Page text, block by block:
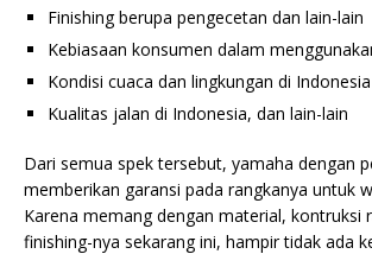
Finishing berupa pengecetan dan lain-lain
Kebiasaan konsumen dalam
Kondisi cuaca dan lingkungan di Indonesia
Kualitas jalan di Indonesia, dan lain-lain
Dari semua spek tersebut, yamaha dengan
memberikan garansi pada rangkanya untuk
Karena memang dengan material, kontruksi
finishing-nya sekarang ini, hampir tidak ada